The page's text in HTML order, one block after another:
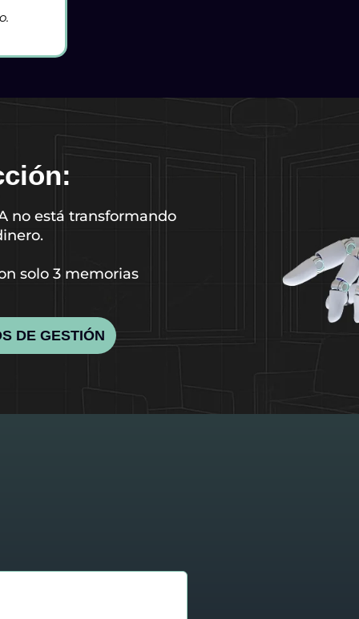
no está transformando
solo 3 memorias
DE GESTIÓN